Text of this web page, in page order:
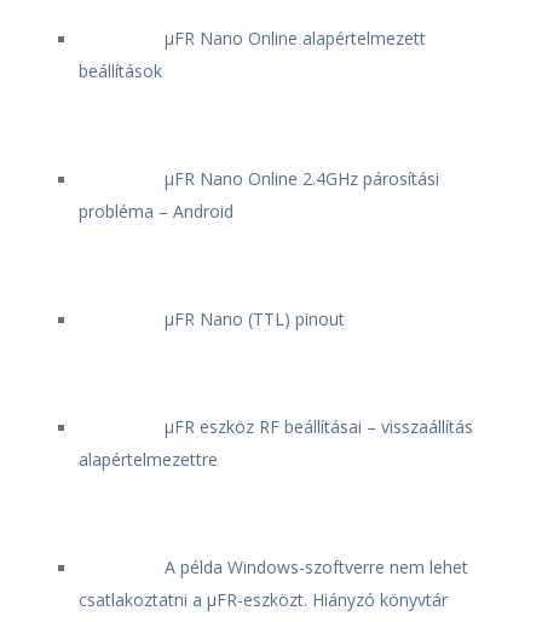
μFR Nano Online alapértelmezett
beállítások
μFR Nano Online 2.4GHz párosítási
probléma – Android
μFR Nano (TTL) pinout
μFR eszköz RF beállításai – visszaállítás
alapértelmezettre
A példa Windows-szoftverre nem lehet
csatlakoztatni a μFR-eszközt. Hiányzó könyvtár